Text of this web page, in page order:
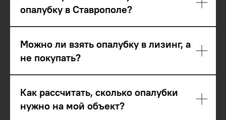
опалубку в Ставрополе?
Можно ли взять опалубку в лизинг, а
не покупать?
Как рассчитать, сколько опалубки
нужно на мой объект?